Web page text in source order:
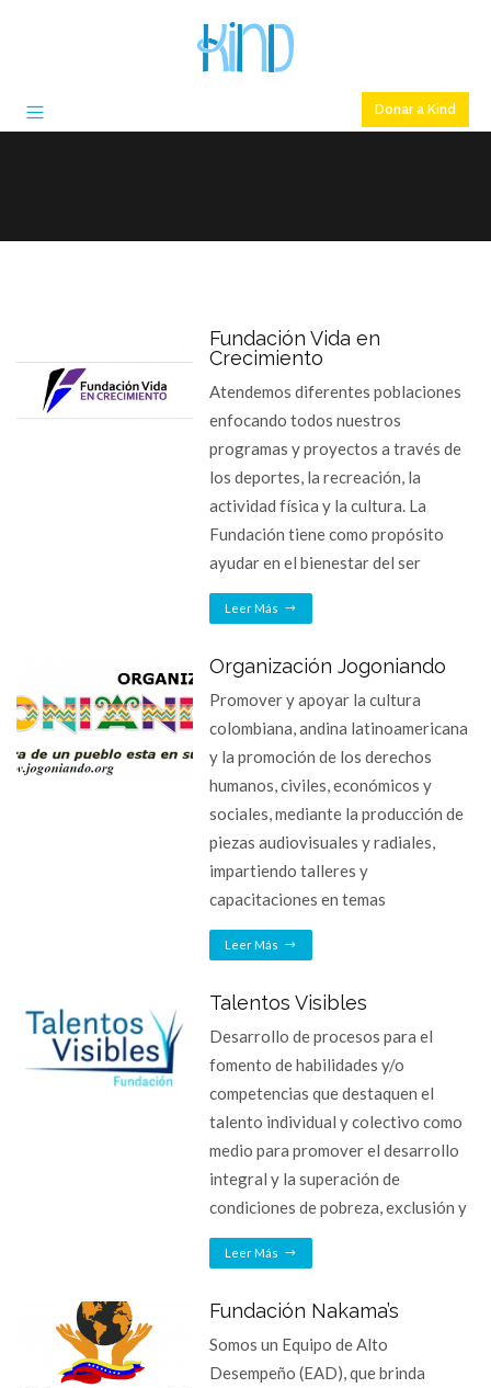
Donar a Kind
Fundación Vida en
Crecimiento
Atendemos diferentes poblaciones
enfocando todos nuestros
programas y proyectos a través de
los deportes, la recreación, la
actividad física y la cultura. La
Fundación tiene como propósito
ayudar en el bienestar del ser
Leer Más
Organización Jogoniando
Promover y apoyar la cultura
colombiana, andina latinoamericana
y la promoción de los derechos
humanos, civiles, económicos y
sociales, mediante la producción de
piezas audiovisuales y radiales,
impartiendo talleres y
capacitaciones en temas
Leer Más
Talentos Visibles
Desarrollo de procesos para el
fomento de habilidades y/o
competencias que destaquen el
talento individual y colectivo como
medio para promover el desarrollo
integral y la superación de
condiciones de pobreza, exclusión y
Leer Más
Fundación Nakama’s
Somos un Equipo de Alto
Desempeño (EAD), que brinda